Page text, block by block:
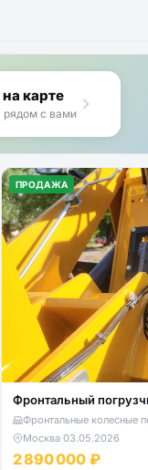
карте
с вами
ПРОДАЖА
Фронтальный
Фронтальные колесные
Москва·03.05.2026
2 890 000 ₽